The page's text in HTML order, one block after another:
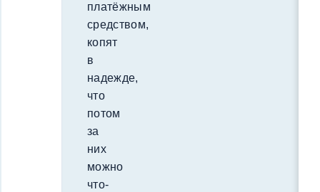
платёжным
средством,
копят
в
надежде,
что
потом
за
них
можно
что-